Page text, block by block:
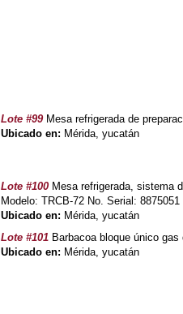
Lote #99Mesa refrigerada de
Ubicado en: Mérida, yucatán
Lote #100 Mesa refrigerada, sistema
Modelo: TRCB-72 No. Serial: 8875051
Ubicado en: Mérida, yucatán
Lote #101 Barbacoa bloque único
Ubicado en: Mérida, yucatán